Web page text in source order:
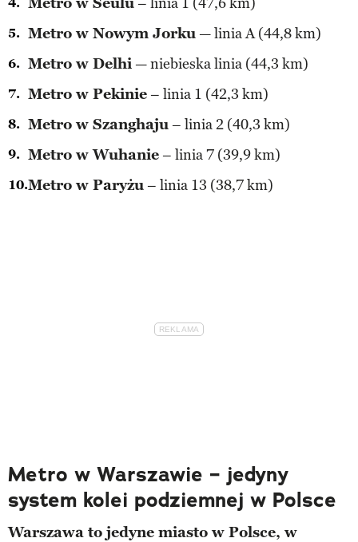
Metro w Nowym Jorku— linia A (44,8 km)
Metro w Delhi— niebieska linia (44,3 km)
Metro w Pekinie– linia 1 (42,3 km)
Metro w Szanghaju– linia 2 (40,3 km)
Metro w Wuhanie– linia 7 (39,9 km)
Metro w Paryżu– linia 13 (38,7 km)
Metro w Warszawie – jedyny
system kolei podziemnej w Polsce
Warszawa to jedyne miasto w Polsce, w